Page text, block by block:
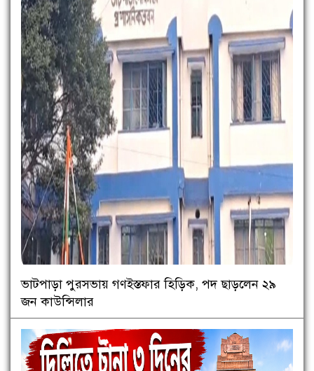
ভাটপাড়া পুরসভায় গণইস্তফার হিড়িক, পদ ছাড়লেন ২৯
জন কাউন্সিলার